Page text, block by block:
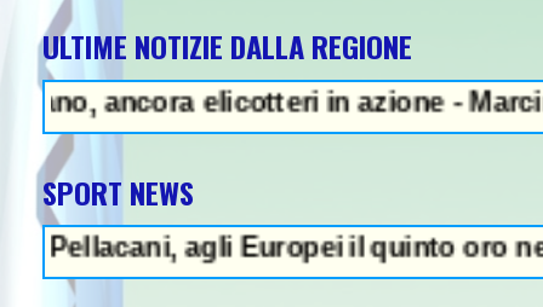
ULTIME NOTIZIE DALLA REGIONE
elicotteri in azione - Marcinelle,
SPORT NEWS
agli Europei il quinto oro nei tuffi
- Teheran: "Se Usa non